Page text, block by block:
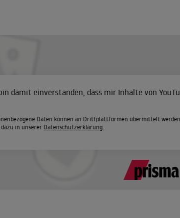
damit einverstanden, dass mir Inhalte von
Daten können an Drittplattformen übermittelt werden.
dazu in unserer Datenschutzerklärung.